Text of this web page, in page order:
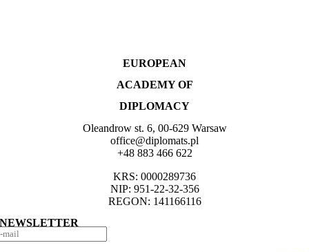
EUROPEAN
ACADEMY OF
DIPLOMACY
Oleandrow st. 6, 00-629 Warsaw
office@diplomats.pl
+48 883 466 622
KRS: 0000289736
NIP: 951-22-32-356
REGON: 141166116
NEWSLETTER